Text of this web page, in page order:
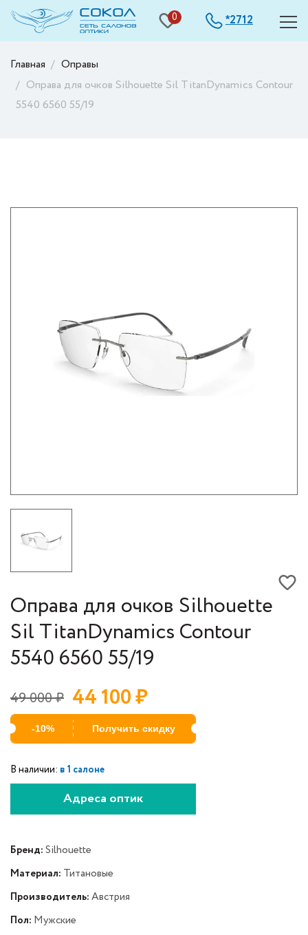
0 *2712
Главная
Оправы
Оправа для очков Silhouette Sil TitanDynamics Contour
5540 6560 55/19
Оправа для очков Silhouette
Sil TitanDynamics Contour
5540 6560 55/19
49 000₽ 44 100₽
-10% Получить скидку
В наличии: в 1 салоне
Адреса оптик
Бренд:Silhouette
Материал: Титановые
Производитель:Австрия
Пол: Мужские